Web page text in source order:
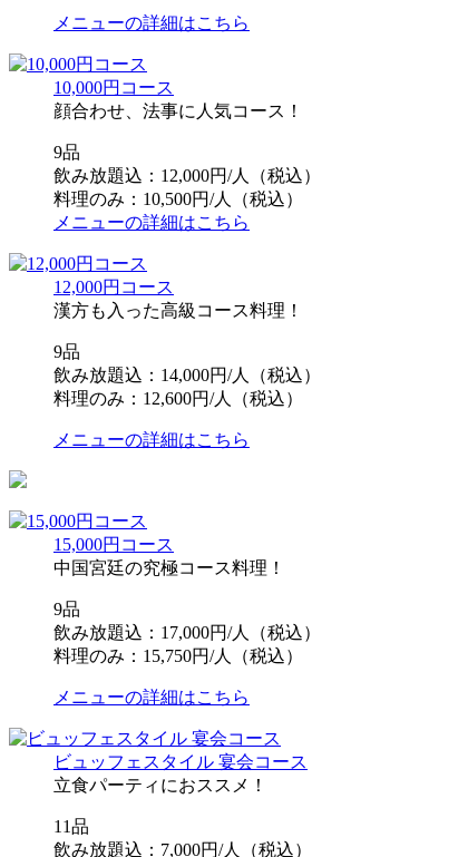
メニューの詳細はこちら
10,000円コース
顔合わせ、法事に人気コース！
9品
飲み放題込：12,000円/人（税込）
料理のみ：10,500円/人（税込）
メニューの詳細はこちら
12,000円コース
漢方も入った高級コース料理！
9品
飲み放題込：14,000円/人（税込）
料理のみ：12,600円/人（税込）
メニューの詳細はこちら
15,000円コース
中国宮廷の究極コース料理！
9品
飲み放題込：17,000円/人（税込）
料理のみ：15,750円/人（税込）
メニューの詳細はこちら
ビュッフェスタイル 宴会コース
立食パーティにおススメ！
11品
飲み放題込：7,000円/人（税込）